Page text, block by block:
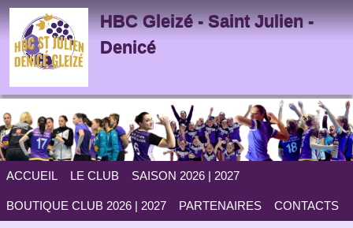
HBC Gleizé - Saint Julien -
Denicé
ACCUEIL LE CLUB SAISON 2026 | 2027
BOUTIQUE CLUB 2026 | 2027 PARTENAIRES CONTACTS
Panneau de gestion des cookies